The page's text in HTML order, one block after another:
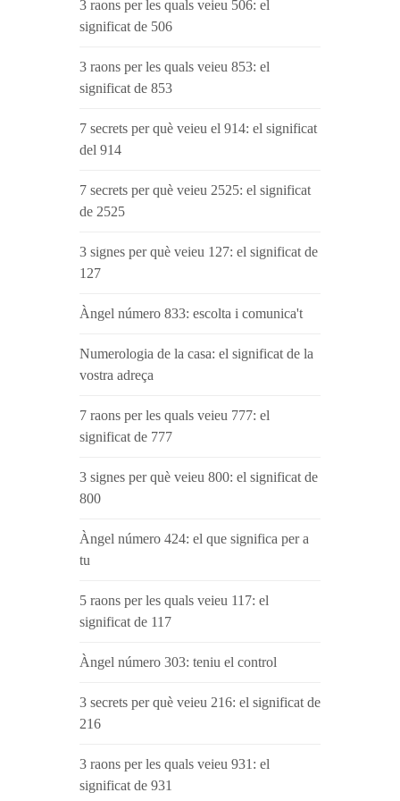
3 raons per les quals veieu 506: el
significat de 506
3 raons per les quals veieu 853: el
significat de 853
7 secrets per què veieu el 914: el significat
del 914
7 secrets per què veieu 2525: el significat
de 2525
3 signes per què veieu 127: el significat de
127
Àngel número 833: escolta i comunica't
Numerologia de la casa: el significat de la
vostra adreça
7 raons per les quals veieu 777: el
significat de 777
3 signes per què veieu 800: el significat de
800
Àngel número 424: el que significa per a
tu
5 raons per les quals veieu 117: el
significat de 117
Àngel número 303: teniu el control
3 secrets per què veieu 216: el significat de
216
3 raons per les quals veieu 931: el
significat de 931